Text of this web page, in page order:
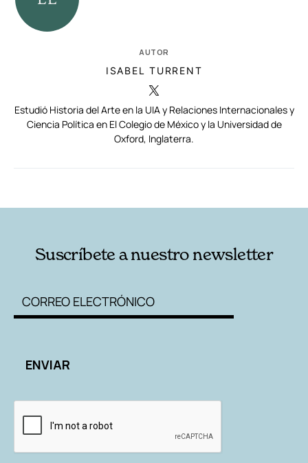
AUTOR
ISABEL TURRENT
Estudió Historia del Arte en la UIA y Relaciones Internacionales y
Ciencia Política en El Colegio de México y la Universidad de
Oxford, Inglaterra.
Suscríbete a nuestro newsletter